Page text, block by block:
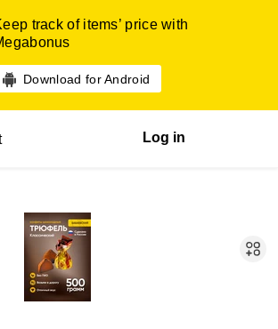
track of items’ price with
Download for Android
Log in